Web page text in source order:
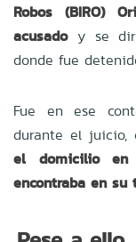
Robos (BIRO)
acusadoy se
donde fue
Fue en ese
durante el juicio,
el domicilio
encontraba en